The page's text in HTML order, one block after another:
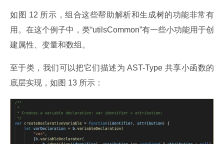
如图 12 所示，组合这些帮助解析和生成树的功能非常有
用。在这个例子中，类“utilsCommon”有一些小功能用于创
建属性、变量和数组。
至于类，我们可以把它们描述为 AST-Type 共享小函数的
底层实现，如图 13 所示：